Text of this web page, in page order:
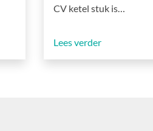
CV ketel stuk is…
Lees verder